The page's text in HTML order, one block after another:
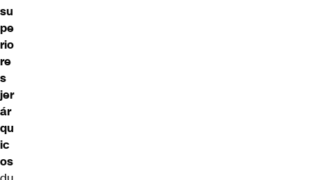
su
pe
rio
re
s
jer
ár
qu
ic
os